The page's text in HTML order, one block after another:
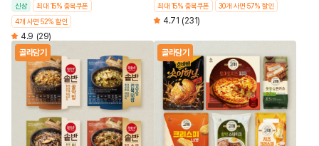
신상
최대 15% 중복쿠폰
4개 사면 52% 할인
4.9 (29)
최대 15% 중복쿠폰 30개 사면 57% 할인
4.71 (231)
골라담기 골라담기